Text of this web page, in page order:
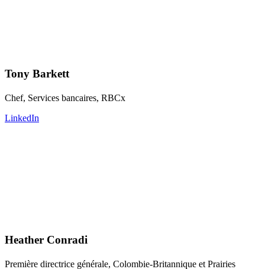
Tony Barkett
Chef, Services bancaires, RBCx
LinkedIn
Heather Conradi
Première directrice générale, Colombie-Britannique et Prairies